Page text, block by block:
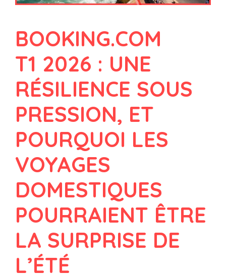
BOOKING.COM
T1 2026 : UNE
RÉSILIENCE SOUS
PRESSION, ET
POURQUOI LES
VOYAGES
DOMESTIQUES
POURRAIENT ÊTRE
LA SURPRISE DE
L’ÉTÉ